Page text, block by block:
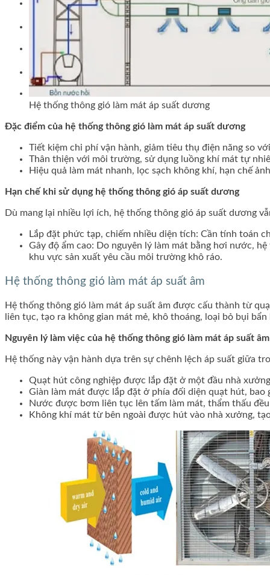
kiếm:
kiếm:
Hệ thống thông gió làm mát áp suất dương
Đặc điểm của hệ thống thông gió làm mát áp suất dương
Tiết kiệm chi phí vận hành, giảm tiêu thụ điện năng so
Thân thiện với môi trường, sử dụng luồng khí mát tự
Hiệu quả làm mát nhanh, lọc sạch không khí, hạn chế
Hạn chế khi sử dụng hệ thống thông gió áp suất dương
Dù mang lại nhiều lợi ích, hệ thống thông gió áp suất dương
Lắp đặt phức tạp, chiếm nhiều diện tích: Cần tính toán
Gây độ ẩm cao: Do nguyên lý làm mát bằng hơi nước,
khu vực sản xuất yêu cầu môi trường khô ráo.
Hệ thống thông gió làm mát áp suất âm
Hệ thống thông gió làm mát áp suất âm được cấu thành từ
liên tục, tạo ra không gian mát mẻ, khô thoáng, loại bỏ bụi bẩn
Nguyên lý làm việc của hệ thống thông gió làm mát áp suất âm
Hệ thống này vận hành dựa trên sự chênh lệch áp suất giữa
Quạt hút công nghiệp được lắp đặt ở một đầu nhà
Giàn làm mát được lắp đặt ở phía đối diện quạt hút,
Nước được bơm liên tục lên tấm làm mát, thẩm thấu
Không khí mát từ bên ngoài được hút vào nhà xưởng,